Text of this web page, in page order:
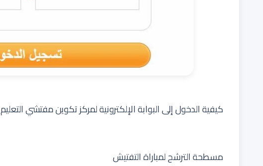
كيفية الدخول إلى البوابة الإلكترونية لمركز تكوين مفتشي
مسطحة الترشح لمباراة التفتيش